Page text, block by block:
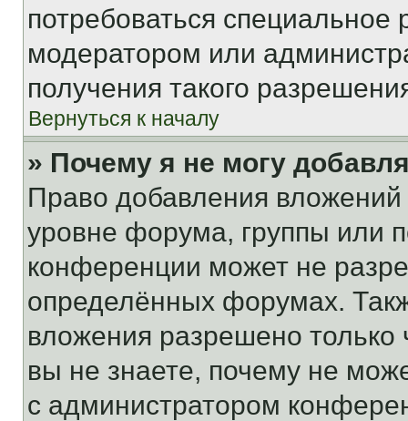
потребоваться
модератором или
получения такого
Вернуться к началу
» Почему я не могу
Право добавления
уровне форума, группы или
конференции может не
определённых форумах.
вложения разрешено
вы не знаете, почему не
с администратором